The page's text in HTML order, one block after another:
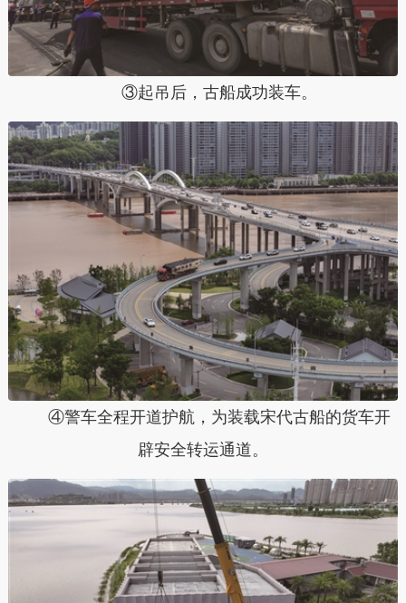
③起吊后，古船成功装车。
④警车全程开道护航，为装载宋代古船的货车开
辟安全转运通道。